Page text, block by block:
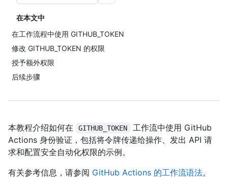
在本文中
在工作流程中使用 GITHUB_TOKEN
修改 GITHUB_TOKEN 的权限
授予额外权限
后续步骤
本教程介绍如何在 GITHUB_TOKEN
工作流中使用 GitHub
Actions 身份验证，包括将令牌传递给操作、发出 API 请
求和配置安全自动化权限的示例。
有关参考信息，请参阅 GitHub Actions 的工作流语法。